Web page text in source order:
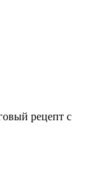
рецепт с